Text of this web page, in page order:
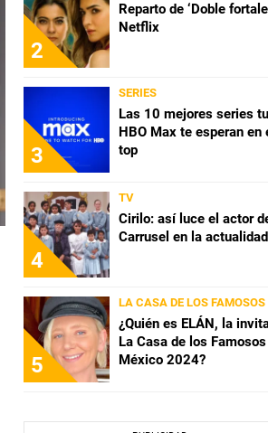
2
Reparto de ‘Doble
Netflix
3
SERIES
Las 10 mejores series
HBO Max te esperan en
top
4
TV
Cirilo: así luce el actor
Carrusel en la actualidad
5
LA CASA DE LOS FAMOSOS
¿Quién es ELÁN, la
La Casa de los Famosos
México 2024?